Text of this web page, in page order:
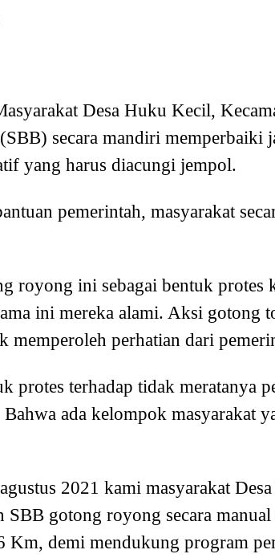
Desa Huku Kecil,
secara mandiri memperbaiki
yang harus diacungi jempol.
pemerintah, masyarakat
royong ini sebagai bentuk protes
ini mereka alami. Aksi gotong
memperoleh perhatian dari
protes terhadap tidak meratanya
ada kelompok masyarakat
2021 kami masyarakat
SBB gotong royong secara
Km, demi mendukung program